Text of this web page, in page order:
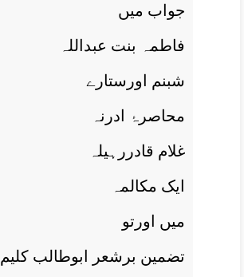
جواب ميں
فاطمہ بنت عبداللہ
شبنم اورستارے
محاصرۂ ادرنہ
غلام قادررہيلہ
ايک مکالمہ
ميں اورتو
تضمين برشعر ابوطالب کليم